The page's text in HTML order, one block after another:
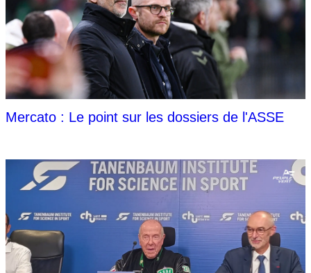
Mercato : Le point sur les dossiers de l'ASSE